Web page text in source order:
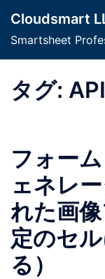
ン
Cloudsmart
Smartsheet
タグ: API
フォー
ェネレ
れた画
定のセ
る）